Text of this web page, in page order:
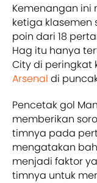
Kemenangan ini
ketiga klasemen
poin dari 18
Hag itu hanya
City di peringkat
Arsenal di
Pencetak gol
memberikan
timnya pada
mengatakan
menjadi faktor
timnya untuk